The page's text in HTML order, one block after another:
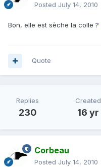
Posted July 14, 2010
Bon, elle est sèche la colle ?
Quote
Replies
230
Created
16 yr
Corbeau
Posted July 14, 2010